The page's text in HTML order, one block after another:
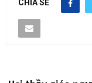
CHIA SẺ